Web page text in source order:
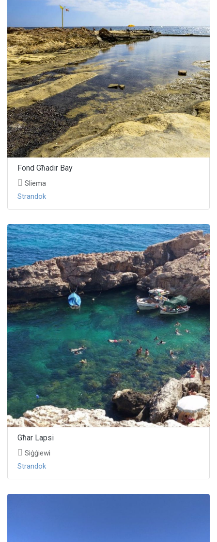
Fond Għadir Bay
Sliema
Strandok
Għar Lapsi
Siġġiewi
Strandok